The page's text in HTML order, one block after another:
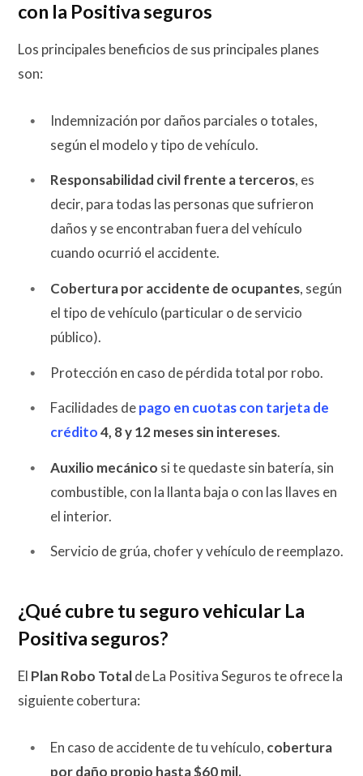
con la Positiva seguros
Los principales beneficios de sus principales planes
son:
Indemnización por daños parciales o totales,
según el modelo y tipo de vehículo.
Responsabilidad civil frente a terceros, es
decir, para todas las personas que sufrieron
daños y se encontraban fuera del vehículo
cuando ocurrió el accidente.
Cobertura por accidente de ocupantes, según
el tipo de vehículo (particular o de servicio
público).
Protección en caso de pérdida total por robo.
Facilidades depago en cuotas con tarjeta de
crédito4, 8 y 12 meses sin intereses.
Auxilio mecánico si te quedaste sin batería, sin
combustible, con la llanta baja o con las llaves en
el interior.
Servicio de grúa, chofer y vehículo de reemplazo.
¿Qué cubre tu seguro vehicular La
Positiva seguros?
El Plan Robo Totalde La Positiva Seguros te ofrece la
siguiente cobertura:
En caso de accidente de tu vehículo, cobertura
por daño propio hasta $60 mil.